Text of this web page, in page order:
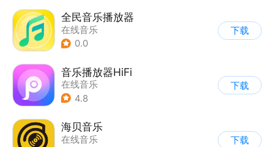
全民音乐播放器
在线音乐
0.0
下载
音乐播放器HiFi
在线音乐
4.8
下载
海贝音乐
在线音乐
下载